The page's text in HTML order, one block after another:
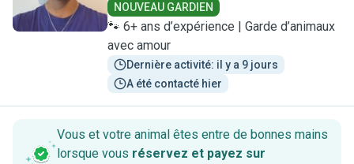
NOUVEAU GARDIEN
🐾 6+ ans d’expérience | Garde d’animaux
avec amour
Dernière activité: il y a 9 jours
A été contacté hier
Vous et votre animal êtes entre de bonnes mains
lorsque vous réservez et payez sur